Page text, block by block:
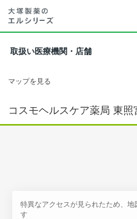
取扱い医療機関・店舗
マップを見る
コスモヘルスケア薬局 東照
特異なアクセスが見られたため、地
す